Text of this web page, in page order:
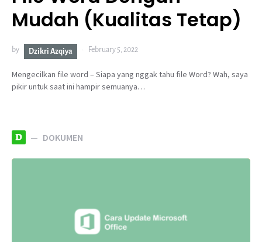
Mudah (Kualitas Tetap)
by Dzikri Azqiya February 5, 2022
Mengecilkan file word – Siapa yang nggak tahu file Word? Wah, saya
pikir untuk saat ini hampir semuanya…
D DOKUMEN